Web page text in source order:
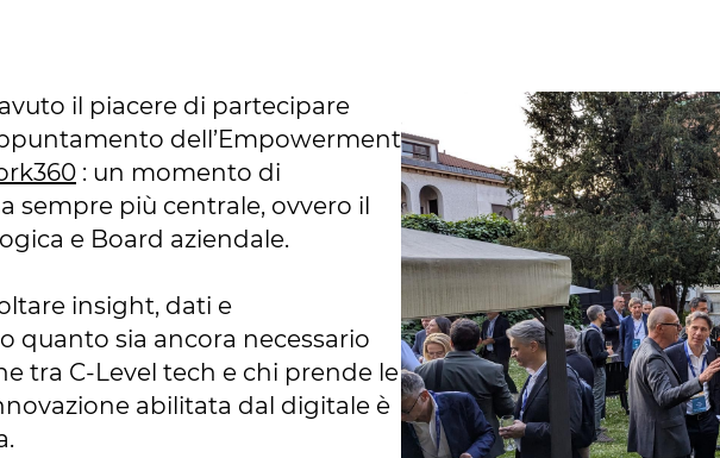
il piacere di partecipare
dell’Empowerment
: un momento di
sempre più centrale, ovvero il
e Board aziendale.
insight, dati e
quanto sia ancora necessario
tra C-Level tech e chi prende le
abilitata dal digitale è